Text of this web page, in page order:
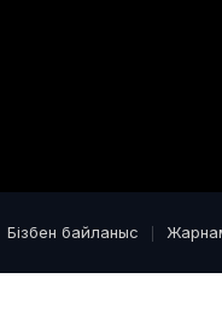
Бізбен байланыс